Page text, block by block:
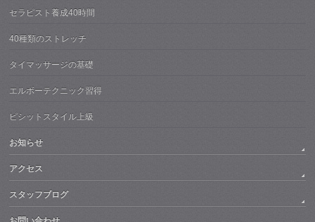
セラピスト養成40時間
40種類のストレッチ
タイマッサージの基礎
エルボーテクニック習得
ピシットスタイル上級
お知らせ
アクセス
スタッフブログ